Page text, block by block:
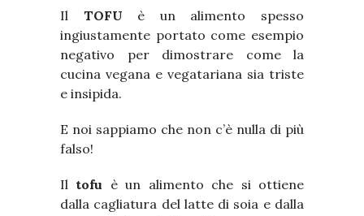
Il TOFU è un alimento spesso
ingiustamente portato come esempio
negativo per dimostrare come la
cucina vegana e vegatariana sia triste
e insipida.
E noi sappiamo che non c’è nulla di più
falso!
Il tofu è un alimento che si ottiene
dalla cagliatura del latte di soia e dalla